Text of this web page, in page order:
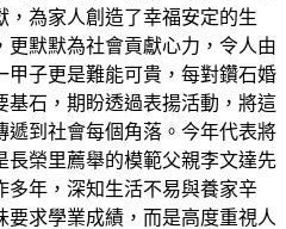
為家人創造了幸福安定的生
默默為社會貢獻心力，令人由
甲子更是難能可貴，每對鑽石婚
基石，期盼透過表揚活動，將這
遞到社會每個角落。今年代表將
長榮里薦舉的模範父親李文達先
多年，深知生活不易與養家辛
求學業成績，而是高度重視人